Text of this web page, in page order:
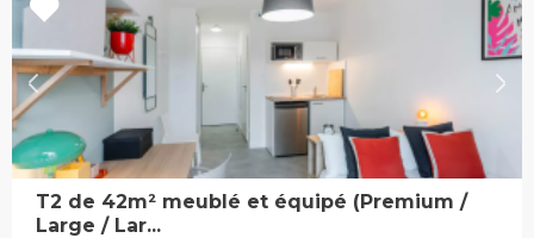
T2 de 42m² meublé et équipé (Premium /
Large / Lar...